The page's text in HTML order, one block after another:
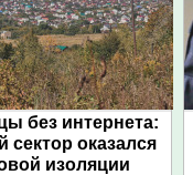
без интернета:
сектор оказался
изоляции